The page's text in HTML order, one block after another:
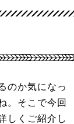
のか気になっ
。そこで今回
しくご紹介し